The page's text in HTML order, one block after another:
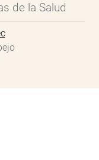
de la Salud